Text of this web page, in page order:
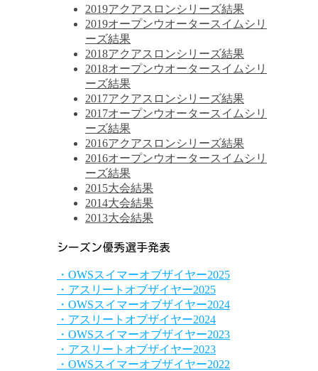
2019アクアスロンシリーズ結果
2019オープンウオータースイムシリ
ーズ結果
2018アクアスロンシリーズ結果
2018オープンウオータースイムシリ
ーズ結果
2017アクアスロンシリーズ結果
2017オープンウオータースイムシリ
ーズ結果
2016アクアスロンシリーズ結果
2016オープンウオータースイムシリ
ーズ結果
2015大会結果
2014大会結果
2013大会結果
シーズン優秀選手発表
・OWSスイマーオブザイヤー2025
・アスリートオブザイヤー2025
・OWSスイマーオブザイヤー2024
・アスリートオブザイヤー2024
・OWSスイマーオブザイヤー2023
・アスリートオブザイヤー2023
・OWSスイマーオブザイヤー2022